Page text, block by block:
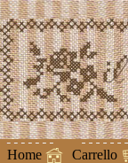
Home Carrello